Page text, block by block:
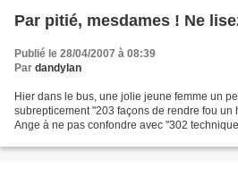
Par pitié, mesdames ! Ne
Publié le 28/04/2007 à 08:39
Par dandylan
Hier dans le bus, une jolie jeune femme un
subrepticement "203 façons de rendre fou un
Ange à ne pas confondre avec "302